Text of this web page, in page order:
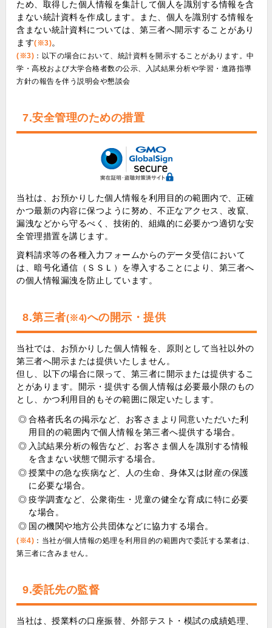
ため、取得した個人情報を集計して個人を識別する情報を含
まない統計資料を作成します。また、個人を識別する情報を
含まない統計資料については、第三者へ開示することがあり
ます(※3)。
(※3) ：以下の場合において、統計資料を開示することがあります。中
学・高校および大学合格者数の公示、入試結果分析や学習・進路指導
方針の報告を伴う説明会や懇談会
7.安全管理のための措置
当社は、お預かりした個人情報を利用目的の範囲内で、正確
かつ最新の内容に保つように努め、不正なアクセス、改竄、
漏洩などから守るべく、技術的、組織的に必要かつ適切な安
全管理措置を講じます。
資料請求等の各種入力フォームからのデータ受信において
は、暗号化通信（ＳＳＬ）を導入することにより、第三者へ
の個人情報漏洩を防止しています。
8.第三者(※4)への開示・提供
当社では、お預かりした個人情報を、原則として当社以外の
第三者へ開示または提供いたしません。
但し、以下の場合に限って、第三者に開示または提供するこ
とがあります。開示・提供する個人情報は必要最小限のもの
とし、かつ利用目的もその範囲に限定いたします。
◎ 合格者氏名の掲示など、お客さまより同意いただいた利
用目的の範囲内で個人情報を第三者へ提供する場合。
◎ 入試結果分析の報告など、お客さま個人を識別する情報
を含まない状態で開示する場合。
◎ 授業中の急な疾病など、人の生命、身体又は財産の保護
に必要な場合。
◎ 疫学調査など、公衆衛生・児童の健全な育成に特に必要
な場合。
◎ 国の機関や地方公共団体などに協力する場合。
(※4) ：当社が個人情報の処理を利用目的の範囲内で委託する業者は、
第三者に含みません。
9.委託先の監督
当社は、授業料の口座振替、外部テスト・模試の成績処理、